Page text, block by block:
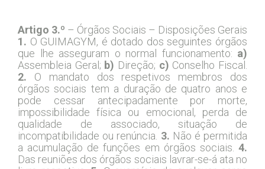
Artigo 3.º – Órgãos Sociais – Disposições Gerais
1. O GUIMAGYM, é dotado dos seguintes órgãos
que lhe asseguram o normal funcionamento: a)
Assembleia Geral; b) Direção; c) Conselho Fiscal.
2. O mandato dos respetivos membros dos
órgãos sociais tem a duração de quatro anos e
pode cessar antecipadamente por morte,
impossibilidade física ou emocional, perda de
qualidade de associado, situação de
incompatibilidade ou renúncia. 3. Não é permitida
a acumulação de funções em órgãos sociais. 4.
Das reuniões dos órgãos sociais lavrar-se-á ata no